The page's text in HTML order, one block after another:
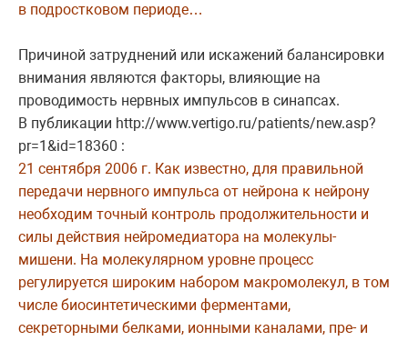
в подростковом периоде…
Причиной затруднений или искажений балансировки
внимания являются факторы, влияющие на
проводимость нервных импульсов в синапсах.
В публикации http://www.vertigo.ru/patients/new.asp?
pr=1&id=18360 :
21 сентября 2006 г. Как известно, для правильной
передачи нервного импульса от нейрона к нейрону
необходим точный контроль продолжительности и
силы действия нейромедиатора на молекулы-
мишени. На молекулярном уровне процесс
регулируется широким набором макромолекул, в том
числе биосинтетическими ферментами,
секреторными белками, ионными каналами, пре- и